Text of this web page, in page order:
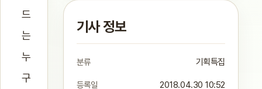
드
는
누
구
기사 정보
분류 기획특집
등록일 2018.04.30 10:52